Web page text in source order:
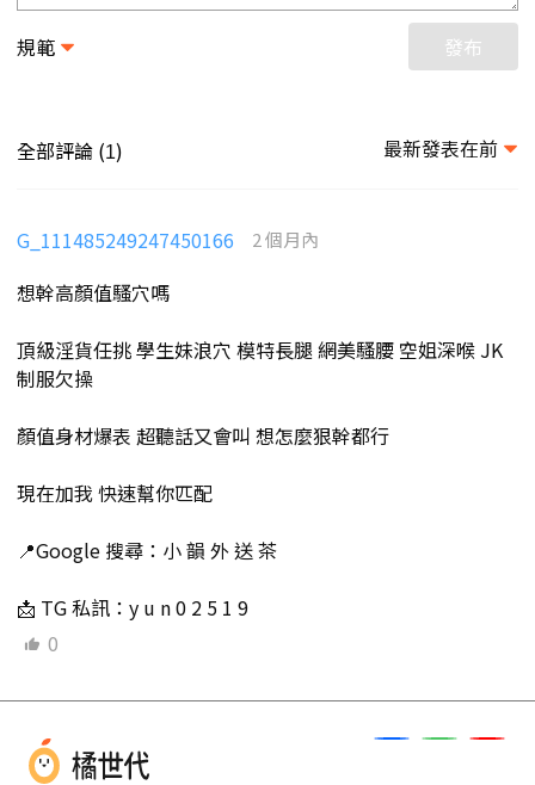
規範 發布
全部評論 (1) 最新發表在前
G_111485249247450166 2 個月內
想幹高顏值騷穴嗎
頂級淫貨任挑 學生妹浪穴 模特長腿 網美騷腰 空姐深喉 JK
制服欠操
顏值身材爆表 超聽話又會叫 想怎麼狠幹都行
現在加我 快速幫你匹配
📍Google 搜尋：小 韻 外 送 茶
📩 TG 私訊：y u n 0 2 5 1 9
0